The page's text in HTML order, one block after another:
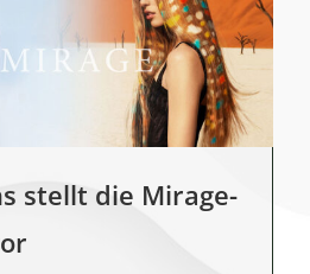
stellt die Mirage-